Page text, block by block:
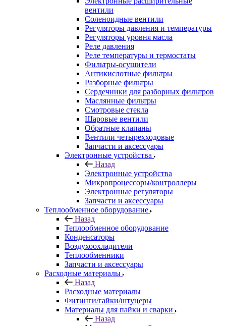
вентили
Соленоидные вентили
Регуляторы давления и температуры
Регуляторы уровня масла
Реле давления
Реле температуры и термостаты
Фильтры-осушители
Антикислотные фильтры
Разборные фильтры
Сердечники для разборных фильтров
Маслянные фильтры
Смотровые стекла
Шаровые вентили
Обратные клапаны
Вентили четырехходовые
Запчасти и аксессуары
Электронные устройства
Назад
Электронные устройства
Микропроцессоры/контроллеры
Электронные регуляторы
Запчасти и аксессуары
Теплообменное оборудование
Назад
Теплообменное оборудование
Конденсаторы
Воздухоохладители
Теплообменники
Запчасти и аксессуары
Расходные материалы
Назад
Расходные материалы
Фитинги/гайки/штуцеры
Материалы для пайки и сварки
Назад